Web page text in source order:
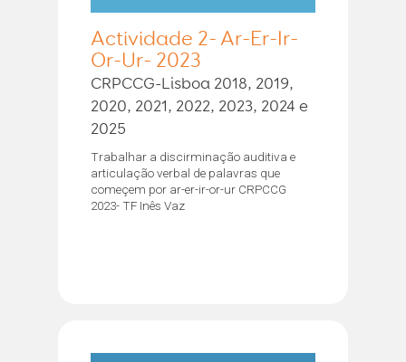
Actividade 2- Ar-Er-Ir-
Or-Ur- 2023
CRPCCG-Lisboa 2018, 2019,
2020, 2021, 2022, 2023, 2024 e
2025
Trabalhar a discirminação auditiva e
articulação verbal de palavras que
começem por ar-er-ir-or-ur CRPCCG
2023- TF Inês Vaz